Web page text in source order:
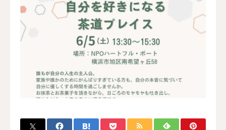
soil 子どもの居場所
つながるまちづくり